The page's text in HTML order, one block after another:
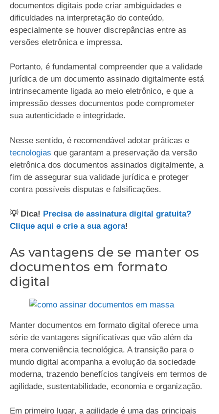
documentos digitais pode criar ambiguidades e
dificuldades na interpretação do conteúdo,
especialmente se houver discrepâncias entre as
versões eletrônica e impressa.
Portanto, é fundamental compreender que a validade
jurídica de um documento assinado digitalmente está
intrinsecamente ligada ao meio eletrônico, e que a
impressão desses documentos pode comprometer
sua autenticidade e integridade.
Nesse sentido, é recomendável adotar práticas e
tecnologias que garantam a preservação da versão
eletrônica dos documentos assinados digitalmente, a
fim de assegurar sua validade jurídica e proteger
contra possíveis disputas e falsificações.
💡 Dica! Precisa de assinatura digital gratuita?
Clique aqui e crie a sua agora!
As vantagens de se manter os
documentos em formato
digital
Manter documentos em formato digital oferece uma
série de vantagens significativas que vão além da
mera conveniência tecnológica. A transição para o
mundo digital acompanha a evolução da sociedade
moderna, trazendo benefícios tangíveis em termos de
agilidade, sustentabilidade, economia e organização.
Em primeiro lugar, a agilidade é uma das principais